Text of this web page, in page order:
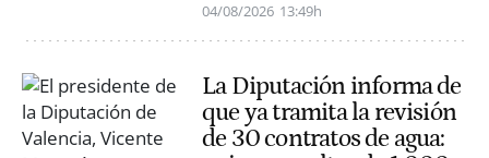
04/08/2026 13:49h
La Diputación informa de
que ya tramita la revisión
de 30 contratos de agua: